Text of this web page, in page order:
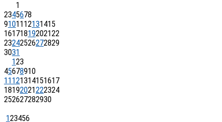
1
2345678
9101112131415
16171819202122
23242526272829
3031
123
45678910
11121314151617
18192021222324
252627282930
123456